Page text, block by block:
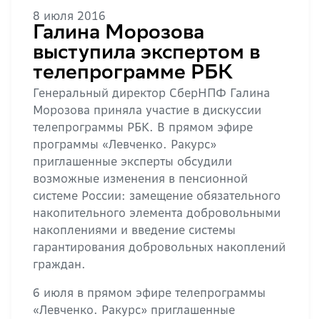
8 июля 2016
Галина Морозова
выступила экспертом в
телепрограмме РБК
Генеральный директор СберНПФ Галина
Морозова приняла участие в дискуссии
телепрограммы РБК. В прямом эфире
программы «Левченко. Ракурс»
приглашенные эксперты обсудили
возможные изменения в пенсионной
системе России: замещение обязательного
накопительного элемента добровольными
накоплениями и введение системы
гарантирования добровольных накоплений
граждан.
6 июля в прямом эфире телепрограммы
«Левченко. Ракурс» приглашенные